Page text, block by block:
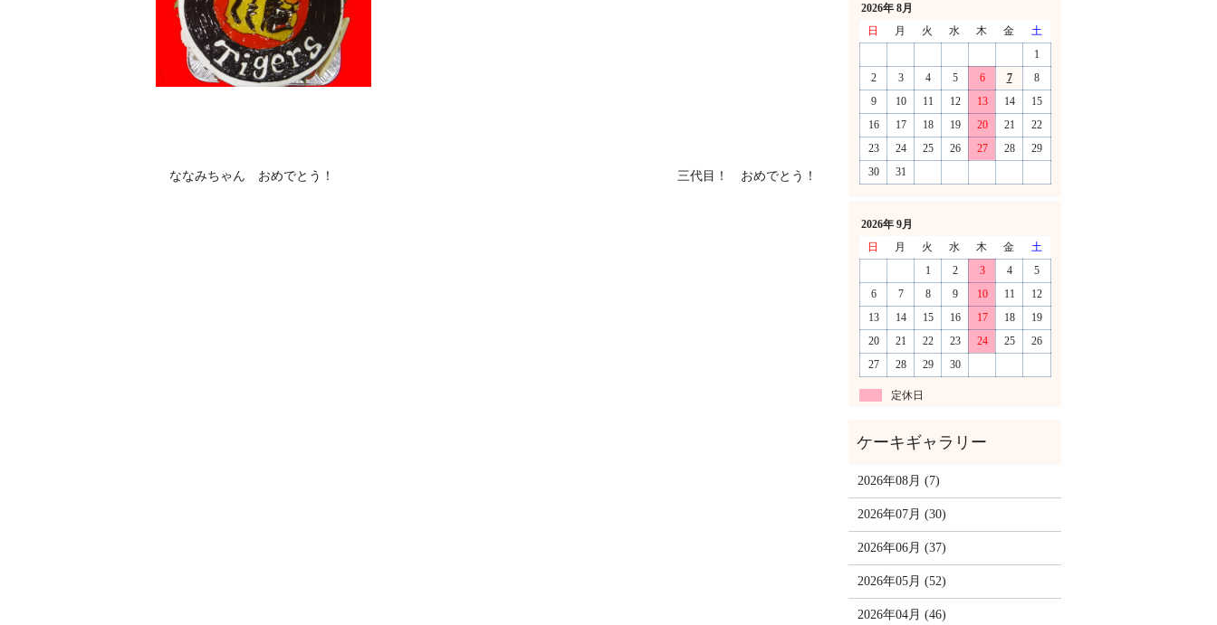
ななみちゃん おめでとう！ 三代目！ おめでとう！
2026年 8月
日
月 火 水 木 金
土
1
2
3 4 5 6 7
8
9
10 11 12 13 14
15
16
17 18 19 20 21
22
23
24 25 26 27 28
29
30
31
2026年 9月
日
月 火 水 木 金
土
1
2 3 4
5
6
7 8 9 10 11
12
13
14 15 16 17 18
19
20
21 22 23 24 25
26
27
28 29 30
定休日
2026年08月 (7)
2026年07月 (30)
2026年06月 (37)
2026年05月 (52)
2026年04月 (46)